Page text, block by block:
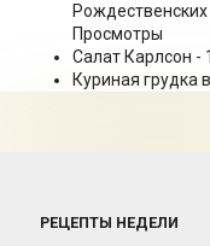
Просмотры
Салат Карлсон -
Куриная грудка
РЕЦЕПТЫ НЕДЕЛИ